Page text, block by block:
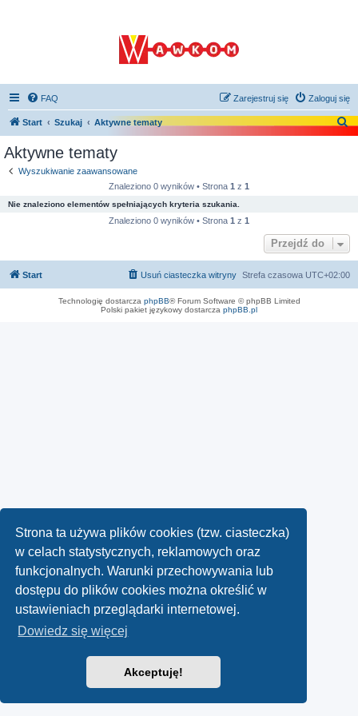
Strona ta używa plików cookies (tzw. ciasteczka)
w celach statystycznych, reklamowych oraz
funkcjonalnych. Warunki przechowywania lub
dostępu do plików cookies można określić w
ustawieniach przeglądarki internetowej.
Dowiedz się więcej
Akceptuję!
FAQ Zaloguj się
Zarejestruj się
Start Szukaj Aktywne tematy
Aktywne tematy
Wyszukiwanie zaawansowane
Znaleziono 0 wyników • Strona 1 z 1
Nie znaleziono elementów spełniających kryteria szukania.
Znaleziono 0 wyników • Strona 1 z 1
Przejdź do
Start Strefa czasowa UTC+02:00
Usuń ciasteczka witryny
Technologię dostarcza phpBB® Forum Software © phpBB Limited
Polski pakiet językowy dostarcza phpBB.pl